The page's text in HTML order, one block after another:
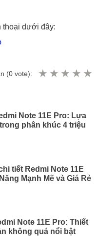
thoại dưới đây:
(0 vote):
Note 11E Pro: Lựa
phân khúc 4 triệu
tiết Redmi Note 11E
Mạnh Mẽ và Giá Rẻ
Note 11E Pro: Thiết
không quá nổi bật